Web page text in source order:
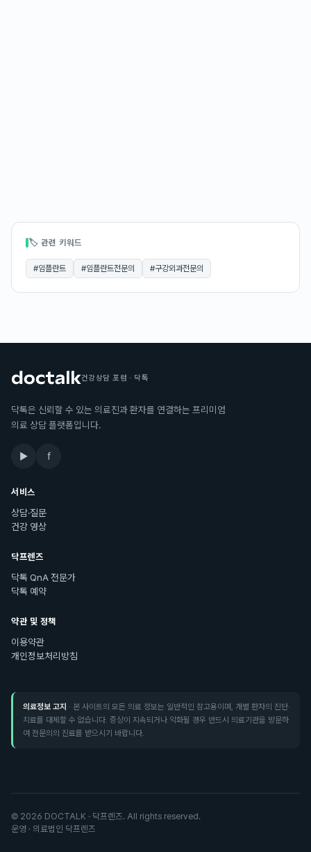
🏷 관련 키워드
#임플란트 #임플란트전문의 #구강외과전문의
건강상담 포럼 · 닥톡
닥톡은 신뢰할 수 있는 의료진과 환자를 연결하는 프리미엄
의료 상담 플랫폼입니다.
▶ f
서비스
상담·질문
건강 영상
닥프렌즈
닥톡 QnA 전문가
닥톡 예약
약관 및 정책
이용약관
개인정보처리방침
의료정보 고지 · 본 사이트의 모든 의료 정보는 일반적인 참고용이며, 개별 환자의 진단·
치료를 대체할 수 없습니다. 증상이 지속되거나 악화될 경우 반드시 의료기관을 방문하
여 전문의의 진료를 받으시기 바랍니다.
© 2026 DOCTALK · 닥프렌즈. All rights reserved.
운영 · 의료법인 닥프렌즈